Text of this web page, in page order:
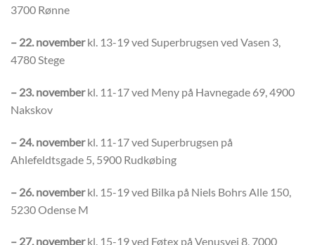
3700 Rønne
– 22. novemberkl. 13-19 ved Superbrugsen ved Vasen 3,
4780 Stege
– 23. novemberkl. 11-17 ved Meny på Havnegade 69, 4900
Nakskov
– 24. novemberkl. 11-17 ved Superbrugsen på
Ahlefeldtsgade 5, 5900 Rudkøbing
– 26. novemberkl. 15-19 ved Bilka på Niels Bohrs Alle 150,
5230 Odense M
– 27. novemberkl. 15-19 ved Føtex på Venusvej 8, 7000